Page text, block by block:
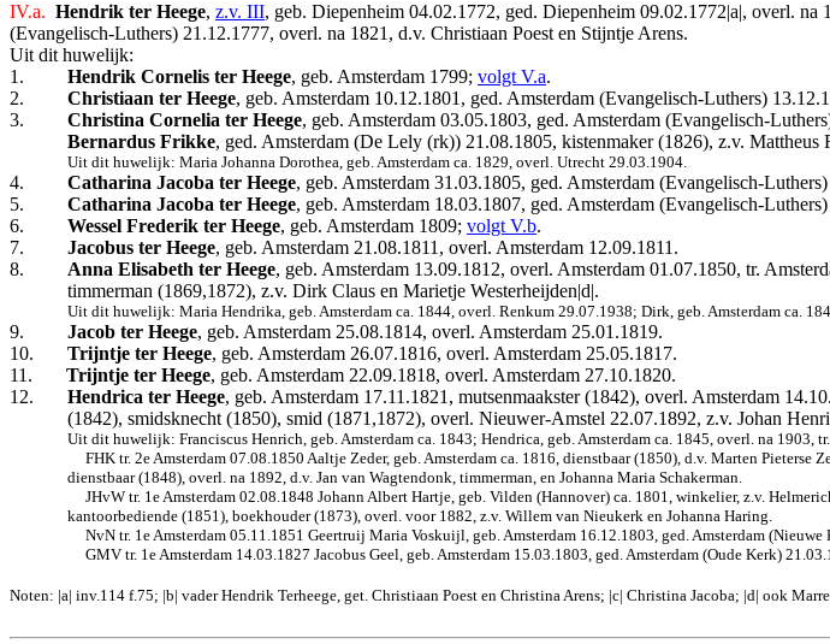
IV.a. Hendrik ter Heege, z.v. III, geb. Diepenheim 04.02.1772, ged. Diepenheim 09.02.1772|a|, overl.
(Evangelisch-Luthers) 21.12.1777, overl. na 1821, d.v. Christiaan Poest en Stijntje Arens.
Uit dit huwelijk:
1.
Hendrik Cornelis ter Heege, geb. Amsterdam 1799; volgt V.a.
2.
Christiaan ter Heege, geb. Amsterdam 10.12.1801, ged. Amsterdam (Evangelisch-Luthers)
3.
Christina Cornelia ter Heege, geb. Amsterdam 03.05.1803, ged. Amsterdam (Evangelisch-
Bernardus Frikke, ged. Amsterdam (De Lely (rk)) 21.08.1805, kistenmaker (1826), z.v. Mattheus
Uit dit huwelijk: Maria Johanna Dorothea, geb. Amsterdam ca. 1829, overl. Utrecht 29.03.1904.
4. Catharina Jacoba ter Heege, geb. Amsterdam 31.03.1805, ged. Amsterdam (Evangelisch-
5.
Catharina Jacoba ter Heege, geb. Amsterdam 18.03.1807, ged. Amsterdam (Evangelisch-
6.
Wessel Frederik ter Heege, geb. Amsterdam 1809; volgt V.b.
7.
Jacobus ter Heege, geb. Amsterdam 21.08.1811, overl. Amsterdam 12.09.1811.
8.
Anna Elisabeth ter Heege, geb. Amsterdam 13.09.1812, overl. Amsterdam 01.07.1850, tr.
timmerman (1869,1872), z.v. Dirk Claus en Marietje Westerheijden|d|.
Uit dit huwelijk: Maria Hendrika, geb. Amsterdam ca. 1844, overl. Renkum 29.07.1938; Dirk, geb. Amsterdam ca.
9. Jacob ter Heege, geb. Amsterdam 25.08.1814, overl. Amsterdam 25.01.1819.
10.
Trijntje ter Heege, geb. Amsterdam 26.07.1816, overl. Amsterdam 25.05.1817.
11.
Trijntje ter Heege, geb. Amsterdam 22.09.1818, overl. Amsterdam 27.10.1820.
12.
Hendrica ter Heege, geb. Amsterdam 17.11.1821, mutsenmaakster (1842), overl. Amsterdam
(1842), smidsknecht (1850), smid (1871,1872), overl. Nieuwer-Amstel 22.07.1892, z.v. Johan
Uit dit huwelijk: Franciscus Henrich, geb. Amsterdam ca. 1843; Hendrica, geb. Amsterdam ca. 1845, overl. na 1903,
FHK tr. 2e Amsterdam 07.08.1850 Aaltje Zeder, geb. Amsterdam ca. 1816, dienstbaar (1850), d.v. Marten
dienstbaar (1848), overl. na 1892, d.v. Jan van Wagtendonk, timmerman, en Johanna Maria Schakerman.
JHvW tr. 1e Amsterdam 02.08.1848 Johann Albert Hartje, geb. Vilden (Hannover) ca. 1801, winkelier, z.v.
kantoorbediende (1851), boekhouder (1873), overl. voor 1882, z.v. Willem van Nieukerk en Johanna Haring.
NvN tr. 1e Amsterdam 05.11.1851 Geertruij Maria Voskuijl, geb. Amsterdam 16.12.1803, ged. Amsterdam
GMV tr. 1e Amsterdam 14.03.1827 Jacobus Geel, geb. Amsterdam 15.03.1803, ged. Amsterdam (Oude Kerk)
Noten: |a| inv.114 f.75; |b| vader Hendrik Terheege, get. Christiaan Poest en Christina Arens; |c| Christina Jacoba; |d| ook